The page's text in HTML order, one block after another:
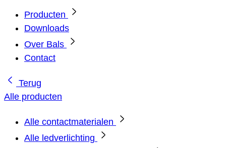
Producten
Downloads
Over Bals
Contact
Terug
Alle producten
Alle contactmaterialen
Alle ledverlichting